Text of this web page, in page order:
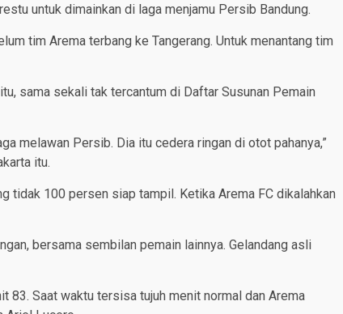
untuk dimainkan di laga menjamu Persib Bandung.
tim Arema terbang ke Tangerang. Untuk menantang tim
sama sekali tak tercantum di Daftar Susunan Pemain
melawan Persib. Dia itu cedera ringan di otot pahanya,”
itu.
tidak 100 persen siap tampil. Ketika Arema FC dikalahkan
bersama sembilan pemain lainnya. Gelandang asli
83. Saat waktu tersisa tujuh menit normal dan Arema